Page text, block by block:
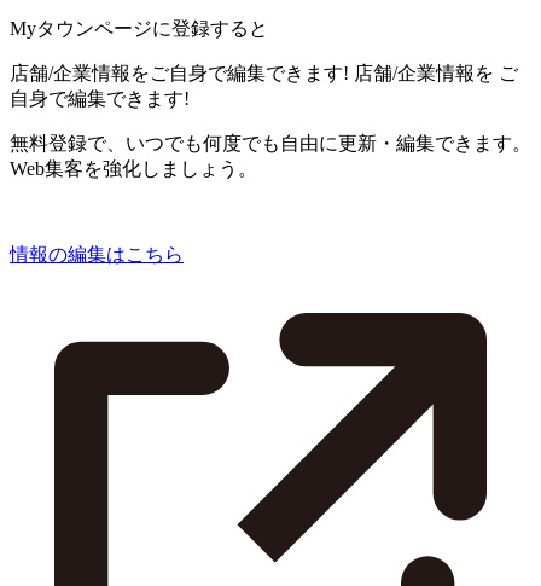
Myタウンページに登録すると
店舗/企業情報をご自身で編集できます! 店舗/企業情報を ご
自身で編集できます!
無料登録で、いつでも何度でも自由に更新・編集できます。
Web集客を強化しましょう。
情報の編集はこちら